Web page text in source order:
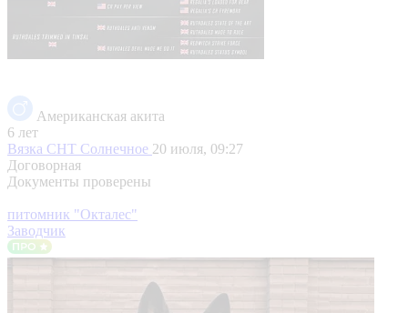
Американская акита
6 лет
Вязка СНТ Солнечное 20 июля, 09:27
Договорная
Документы проверены
питомник "Окталес"
Заводчик